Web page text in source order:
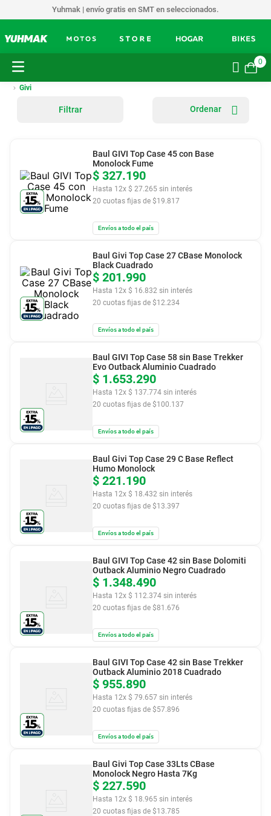
Yuhmak | envío gratis en SMT en seleccionados.
0
Givi
Filtrar
$ 327.190
Hasta 12x $ 27.265 sin interés
20 cuotas fijas de $19.817
Baul GIVI Top Case 45 con Base
Monolock Fume
Envíos a todo el país
$ 201.990
Hasta 12x $ 16.832 sin interés
20 cuotas fijas de $12.234
Baul Givi Top Case 27 CBase Monolock
Black Cuadrado
Envíos a todo el país
$ 1.653.290
Hasta 12x $ 137.774 sin interés
20 cuotas fijas de $100.137
Baul GIVI Top Case 58 sin Base Trekker
Evo Outback Aluminio Cuadrado
Envíos a todo el país
$ 221.190
Hasta 12x $ 18.432 sin interés
20 cuotas fijas de $13.397
Baul Givi Top Case 29 C Base Reflect
Humo Monolock
Envíos a todo el país
$ 1.348.490
Hasta 12x $ 112.374 sin interés
20 cuotas fijas de $81.676
Baul GIVI Top Case 42 sin Base Dolomiti
Outback Aluminio Negro Cuadrado
Envíos a todo el país
$ 955.890
Hasta 12x $ 79.657 sin interés
20 cuotas fijas de $57.896
Baul GIVI Top Case 42 sin Base Trekker
Outback Aluminio 2018 Cuadrado
Envíos a todo el país
$ 227.590
Hasta 12x $ 18.965 sin interés
20 cuotas fijas de $13.785
Baul Givi Top Case 33Lts CBase
Monolock Negro Hasta 7Kg